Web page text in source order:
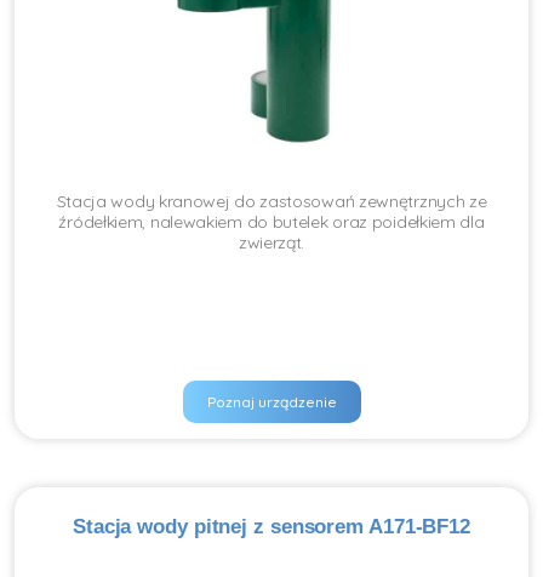
Stacja wody kranowej do zastosowań zewnętrznych ze
źródełkiem, nalewakiem do butelek oraz poidełkiem dla
zwierząt.
Poznaj urządzenie
Stacja wody pitnej z sensorem A171-BF12